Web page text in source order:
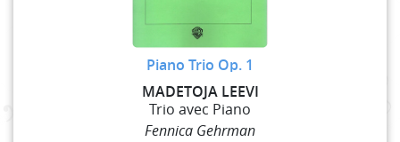
Piano Trio Op. 1
MADETOJA LEEVI
Trio avec Piano
Fennica Gehrman